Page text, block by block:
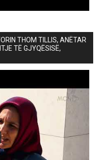
THOM TILLIS, ANËTAR
TË GJYQËSISË,